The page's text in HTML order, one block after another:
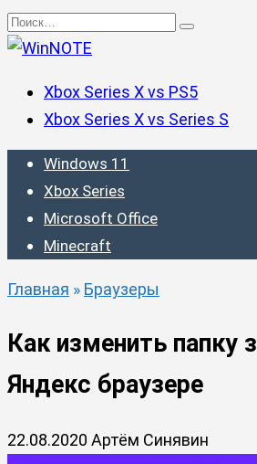
Перейти
к
Search
for:
Xbox Series X vs PS5
Xbox Series X vs Series S
Windows 11
Xbox Series
Microsoft Office
Minecraft
Главная » Браузеры
Как изменить папку
Яндекс браузере
22.08.2020 Артём Синявин